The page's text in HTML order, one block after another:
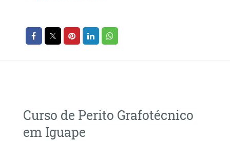
Curso de Perito Grafotécnico
em Iguape